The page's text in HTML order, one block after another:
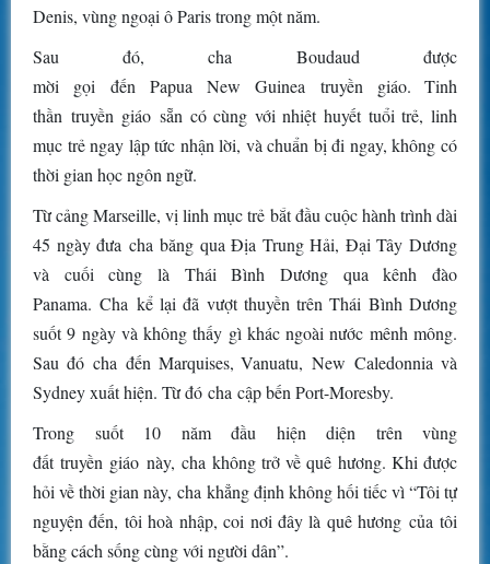
Denis, vùng ngoại ô Paris trong một năm.
Sau đó, cha Boudaud được
mời gọi đến Papua New Guinea truyền giáo. Tinh
thần truyền giáo sẵn có cùng với nhiệt huyết tuổi trẻ, linh
mục trẻ ngay lập tức nhận lời, và chuẩn bị đi ngay, không có
thời gian học ngôn ngữ.
Từ cảng Marseille, vị linh mục trẻ bắt đầu cuộc hành trình dài
45 ngày đưa cha băng qua Địa Trung Hải, Đại Tây Dương
và cuối cùng là Thái Bình Dương qua kênh đào
Panama. Cha kể lại đã vượt thuyền trên Thái Bình Dương
suốt 9 ngày và không thấy gì khác ngoài nước mênh mông.
Sau đó cha đến Marquises, Vanuatu, New Caledonnia và
Sydney xuất hiện. Từ đó cha cập bến Port-Moresby.
Trong suốt 10 năm đầu hiện diện trên vùng
đất truyền giáo này, cha không trở về quê hương. Khi được
hỏi về thời gian này, cha khẳng định không hối tiếc vì “Tôi tự
nguyện đến, tôi hoà nhập, coi nơi đây là quê hương của tôi
bằng cách sống cùng với người dân”.